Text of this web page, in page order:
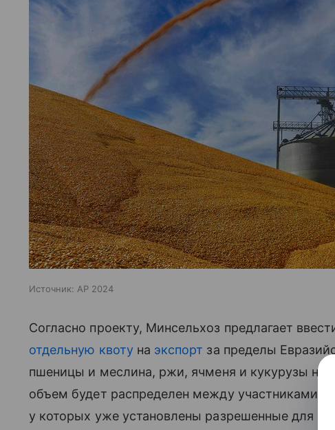
Источник: AP 2024
Согласно проекту, Минсельхоз предлагает
отдельную квотуна экспорт за пределы
пшеницы и меслина, ржи, ячменя и кукурузы на 4
объем будет распределен между участниками
у которых уже установлены разрешенные для